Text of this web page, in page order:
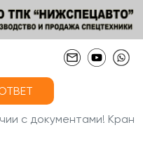
с документами! Кран-...